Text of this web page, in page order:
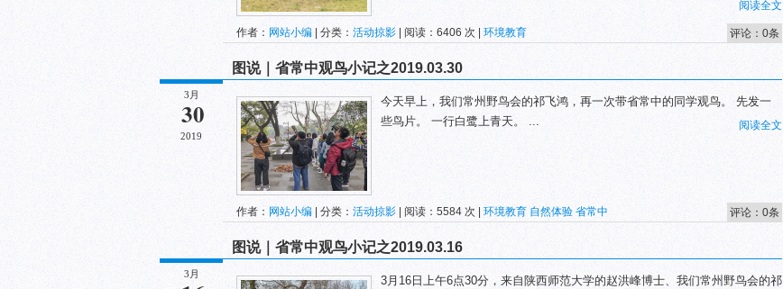
阅读全文
作者： 网站小编 | 分类： 活动掠影 | 阅读：6406 次 | 环境教育 评论：0条
3月
30
2019
图说｜省常中观鸟小记之2019.03.30
今天早上，我们常州野鸟会的祁飞鸿，再一次带省常中的同学观鸟。 先发一
些鸟片。 一行白鹭上青天。 ...
阅读全文
作者： 网站小编 | 分类： 活动掠影 | 阅读：5584 次 | 环境教育 自然体验 省常中 评论：0条
3月
图说｜省常中观鸟小记之2019.03.16
3月16日上午6点30分，来自陕西师范大学的赵洪峰博士、我们常州野鸟会的祁